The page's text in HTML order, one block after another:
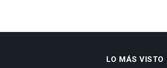
LO MÁS VISTO